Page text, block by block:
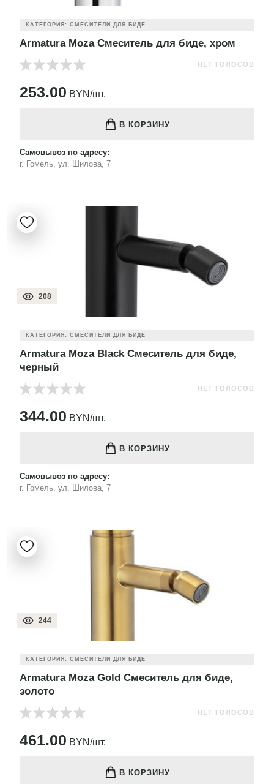
КАТЕГОРИЯ: СМЕСИТЕЛИ ДЛЯ БИДЕ
Armatura Moza Смеситель для биде, хром
НЕТ ГОЛОСОВ
253.00 BYN/шт.
В КОРЗИНУ
Самовывоз по адресу:
г. Гомель, ул. Шилова, 7
208
КАТЕГОРИЯ: СМЕСИТЕЛИ ДЛЯ БИДЕ
Armatura Moza Black Смеситель для биде,
черный
НЕТ ГОЛОСОВ
344.00 BYN/шт.
В КОРЗИНУ
Самовывоз по адресу:
г. Гомель, ул. Шилова, 7
244
КАТЕГОРИЯ: СМЕСИТЕЛИ ДЛЯ БИДЕ
Armatura Moza Gold Смеситель для биде,
золото
НЕТ ГОЛОСОВ
461.00 BYN/шт.
В КОРЗИНУ